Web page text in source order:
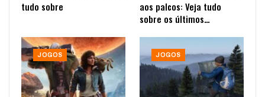
tudo sobre
aos palcos: Veja tudo
sobre os últimos…
JOGOS JOGOS